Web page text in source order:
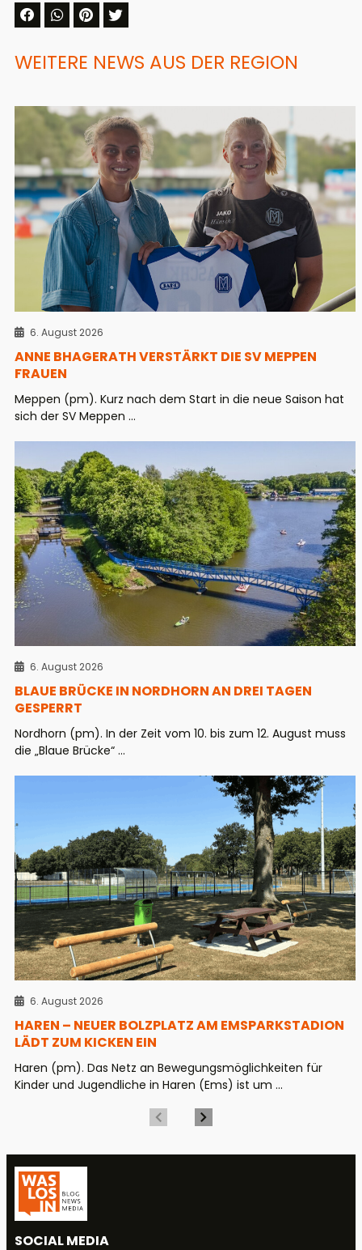
WEITERE NEWS AUS DER REGION
6. August 2026
ANNE BHAGERATH VERSTÄRKT DIE SV MEPPEN
FRAUEN
Meppen (pm). Kurz nach dem Start in die neue Saison hat
sich der SV Meppen ...
6. August 2026
BLAUE BRÜCKE IN NORDHORN AN DREI TAGEN
GESPERRT
Nordhorn (pm). In der Zeit vom 10. bis zum 12. August muss
die „Blaue Brücke“ ...
6. August 2026
HAREN – NEUER BOLZPLATZ AM EMSPARKSTADION
LÄDT ZUM KICKEN EIN
Haren (pm). Das Netz an Bewegungsmöglichkeiten für
Kinder und Jugendliche in Haren (Ems) ist um ...
SOCIAL MEDIA